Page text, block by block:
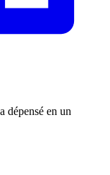
dépensé en un